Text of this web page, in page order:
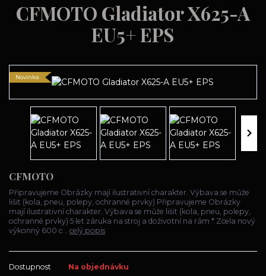
CFMOTO Gladiator X625-A
EU5+ EPS
Novinka
CFMOTO
Připravujeme Obrázky mají ilustrativní charakter. Výbava se může
lišit (kola, pneu, polepy, ochranné prvky) Připravujeme Obrázky
mají ilustrativní charakter. Výbava se může lišit (kola, pneu, polepy,
ochranné prvky) 5 let záruka na stroj a doživotní na rám * Zcela nový
výkonný 600 c... celý popis
Dostupnost
Na objednávku